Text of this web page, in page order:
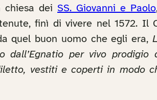
chiesa dei SS. Giovanni e Paolo
finì di vivere nel 1572. Il
quel buon uomo che egli era,
dall’Egnatio per vivo
vestiti e coperti in modo